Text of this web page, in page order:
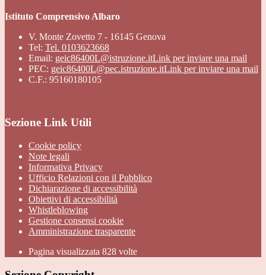
Istituto Comprensivo Albaro
V. Monte Zovetto 7 - 16145 Genova
Tel: Tel. 0103623668
Email: geic86400L@istruzione.itLink per inviare una mail
PEC: geic86400L@pec.istruzione.itLink per inviare una mail
C.F.: 95160180105
Sezione Link Utili
Cookie policy
Note legali
Informativa Privacy
Ufficio Relazioni con il Pubblico
Dichiarazione di accessibilità
Obiettivi di accessibilità
Whistleblowing
Gestione consensi cookie
Amministrazione trasparente
Pagina visualizzata 828 volte